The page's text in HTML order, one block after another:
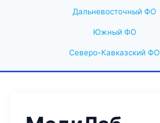
Дальневосточный ФО
Южный ФО
Северо-Кавказский ФО